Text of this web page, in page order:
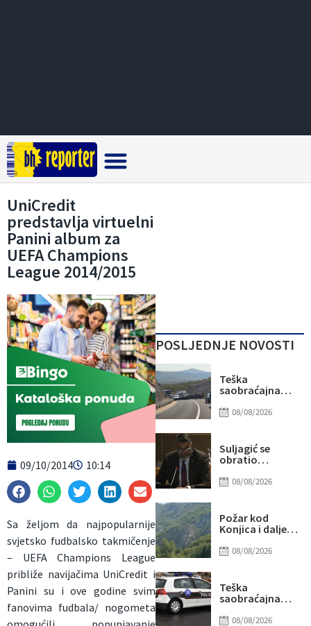
UniCredit
predstavlja virtuelni
Panini album za
UEFA Champions
League 2014/2015
09/10/2014 10:14
Sa željom da najpopularnije
svjetsko fudbalsko takmičenje
– UEFA Champions League
približe navijačima UniCredit i
Panini su i ove godine svim
fanovima fudbala/ nogometa
POSLJEDNJE NOVOSTI
Teška
saobraćajna
Stoca: Više
saobraćaj
potpuno
obustavljen
08/08/2026
Suljagić se
obratio
senatorima i
pridružio
kampanji
zastrašivanja
Bošnjaka!
08/08/2026
Požar kod
Konjica i dalje
manjeg
terenu
08/08/2026
Teška
saobraćajna
Teretno vozilo
08/08/2026